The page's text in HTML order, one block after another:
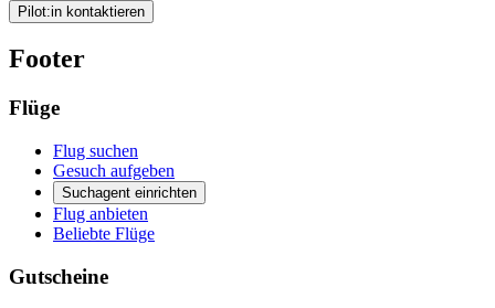
Pilot:in kontaktieren
Footer
Flüge
Flug suchen
Gesuch aufgeben
Suchagent einrichten
Flug anbieten
Beliebte Flüge
Gutscheine